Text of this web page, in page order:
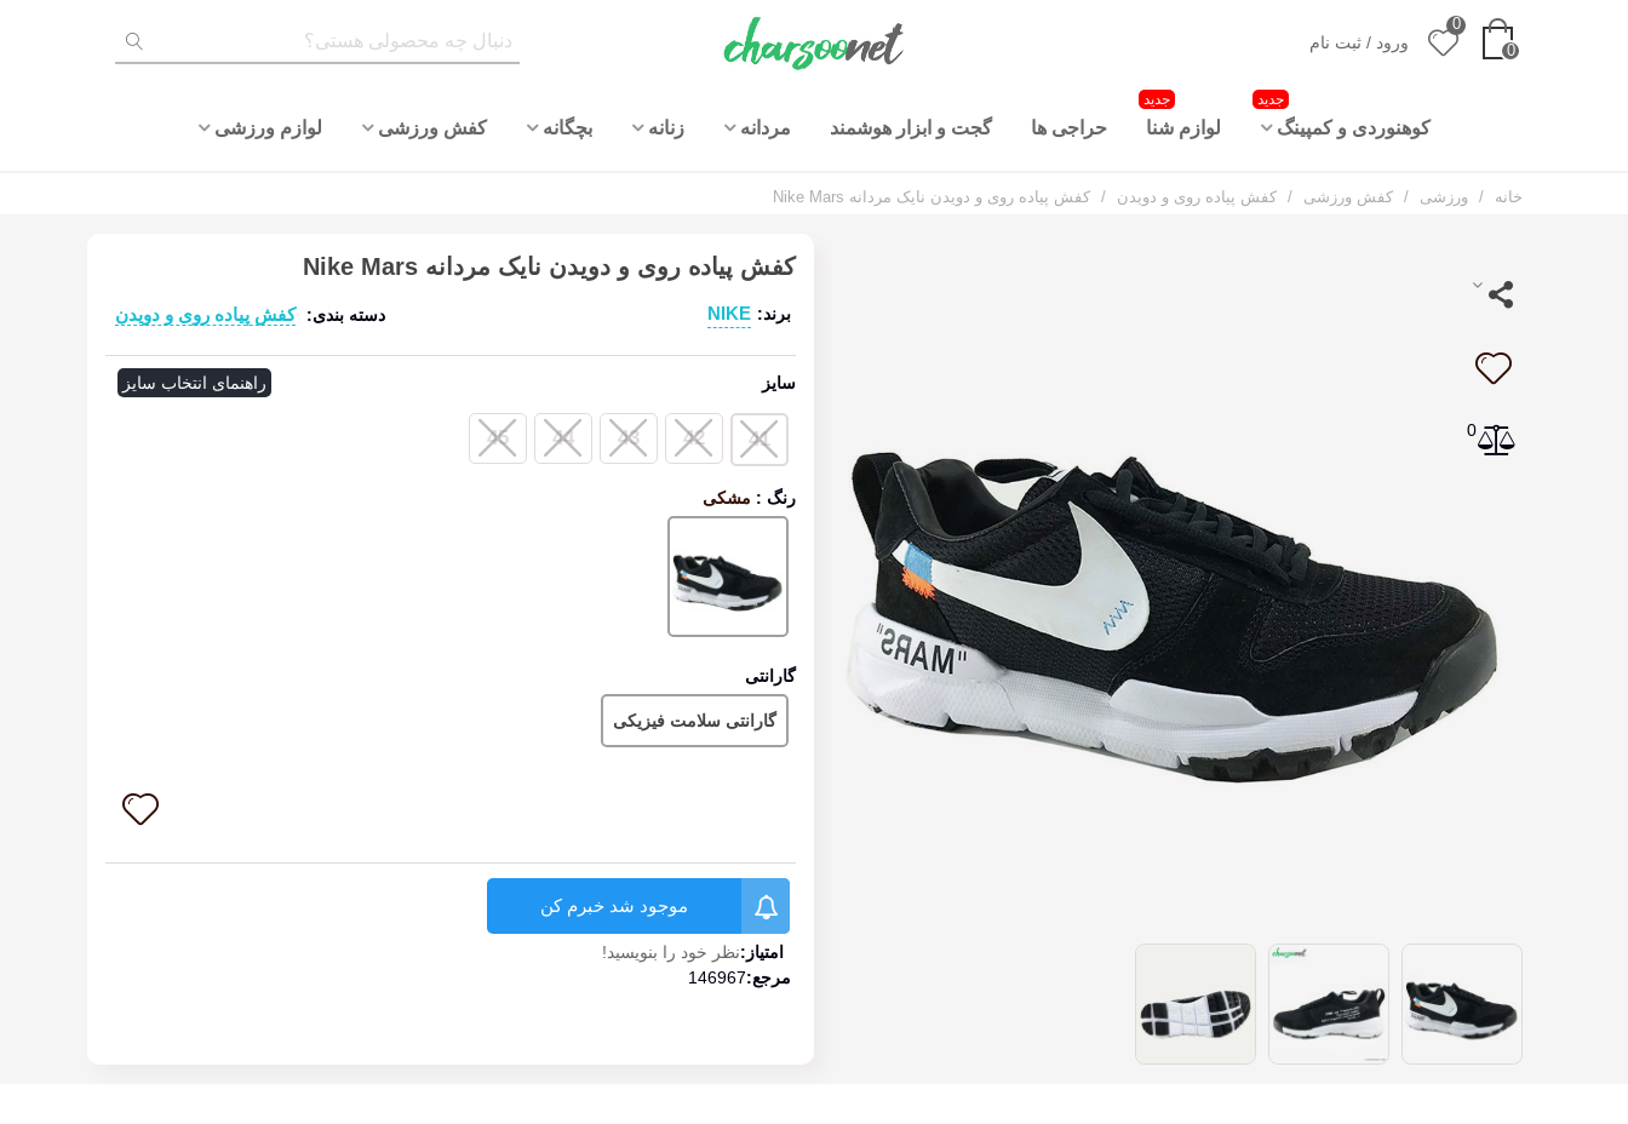
0
0
ورود / ثبت نام
کوهنوردی و کمپینگ
جدید
لوازم شنا
جدید
حراجی ها گجت و ابزار هوشمند مردانه زنانه بچگانه کفش ورزشی لوازم ورزشی
خانه / ورزشی / کفش ورزشی / کفش پیاده روی و دویدن / کفش پیاده روی و دویدن نایک مردانه Nike Mars
0
کفش پیاده روی و دویدن نایک مردانه Nike Mars
برند: NIKE دسته بندی: کفش پیاده روی و دویدن
سایز
راهنمای انتخاب سایز
41
42
43
44
45
رنگ : مشکی
گارانتی
گارانتی سلامت فیزیکی
موجود شد خبرم کن
امتیاز:نظر خود را بنویسید!
مرجع:146967